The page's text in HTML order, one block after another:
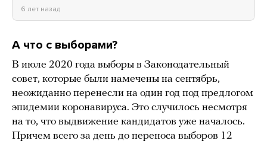
6 лет назад
А что с выборами?
В июле 2020 года выборы в Законодательный
совет, которые были намечены на сентябрь,
неожиданно перенесли на один год под предлогом
эпидемии коронавируса. Это случилось несмотря
на то, что выдвижение кандидатов уже началось.
Причем всего за день до переноса выборов 12